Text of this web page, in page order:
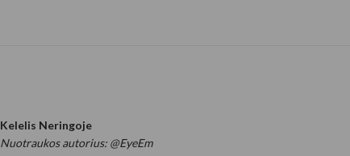
Kelelis Neringoje
Nuotraukos autorius: @EyeEm